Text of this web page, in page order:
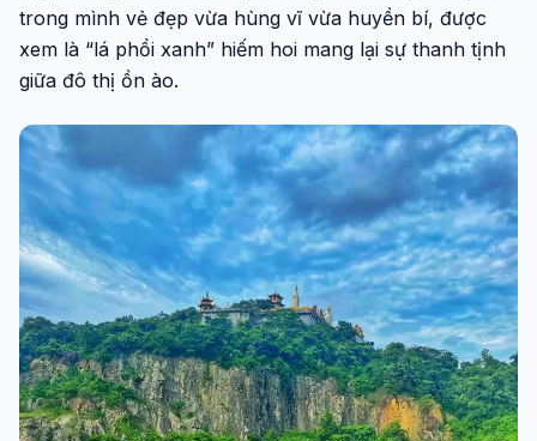
trong mình vẻ đẹp vừa hùng vĩ vừa huyền bí, được
xem là “lá phổi xanh” hiếm hoi mang lại sự thanh tịnh
giữa đô thị ồn ào.